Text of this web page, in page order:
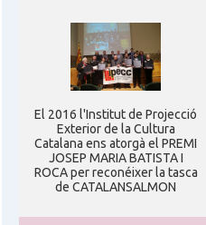
El 2016 l'Institut de Projecció
Exterior de la Cultura
Catalana ens atorgà el PREMI
JOSEP MARIA BATISTA I
ROCA per reconéixer la tasca
de CATALANSALMON